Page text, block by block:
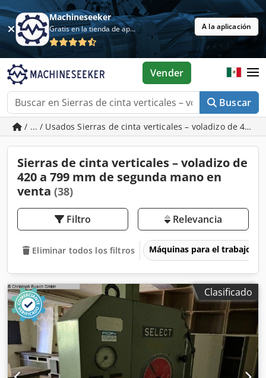
Machineseeker
Gratis en la tienda de aplicaciones A la aplicación
Buscar
Vender
/ ... / Usados Sierras de cinta verticales – voladizo de 420
Sierras de cinta verticales – voladizo de
420 a 799 mm de segunda mano en
venta (38)
Filtro Relevancia
Eliminar todos los filtros Máquinas para el trabajo
Clasificado